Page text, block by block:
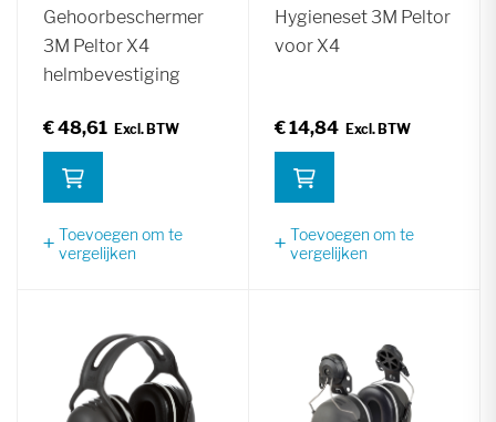
Gehoorbeschermer
3M Peltor X4
helmbevestiging
€ 48,61
Toevoegen om te
vergelijken
Hygieneset 3M Peltor
voor X4
€ 14,84
Toevoegen om te
vergelijken